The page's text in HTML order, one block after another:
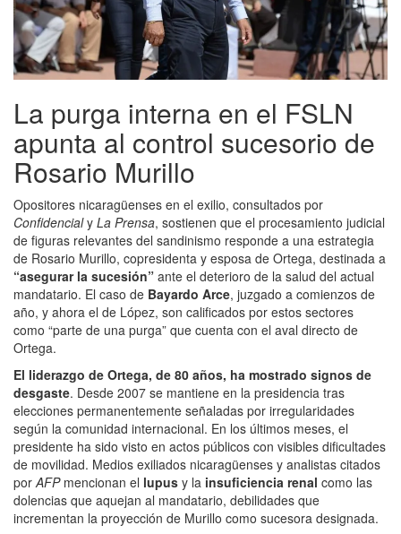
La purga interna en el FSLN
apunta al control sucesorio de
Rosario Murillo
Opositores nicaragüenses en el exilio, consultados por
Confidencialy La Prensa, sostienen que el procesamiento judicial
de figuras relevantes del sandinismo responde a una estrategia
de Rosario Murillo, copresidenta y esposa de Ortega, destinada a
“asegurar la sucesión” ante el deterioro de la salud del actual
mandatario. El caso de Bayardo Arce, juzgado a comienzos de
año, y ahora el de López, son calificados por estos sectores
como “parte de una purga” que cuenta con el aval directo de
Ortega.
El liderazgo de Ortega, de 80 años, ha mostrado signos de
desgaste. Desde 2007 se mantiene en la presidencia tras
elecciones permanentemente señaladas por irregularidades
según la comunidad internacional. En los últimos meses, el
presidente ha sido visto en actos públicos con visibles dificultades
de movilidad. Medios exiliados nicaragüenses y analistas citados
por AFPmencionan el lupus y la insuficiencia renal como las
dolencias que aquejan al mandatario, debilidades que
incrementan la proyección de Murillo como sucesora designada.